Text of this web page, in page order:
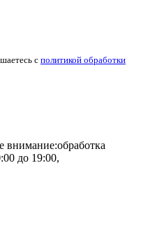
с политикой обработки
внимание:обработка
до 19:00,